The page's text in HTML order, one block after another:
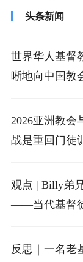
头条新闻
世界华人基督
晰地向中国教
2026亚洲教会
战是重回门徒
观点 | Billy弟
——当代基督
反思｜一名老